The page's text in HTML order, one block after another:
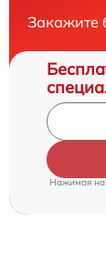
Закажите
Нажимая на